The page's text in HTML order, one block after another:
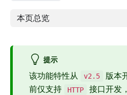
本页总览
提示
该功能特性从 v2.5
版本
前仅支持
HTTP 接口开发，